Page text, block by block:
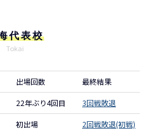
代表校
Tokai
出場回数 最終結果
22年ぶり4回目 3回戦敗退
初出場 2回戦敗退(初戦)